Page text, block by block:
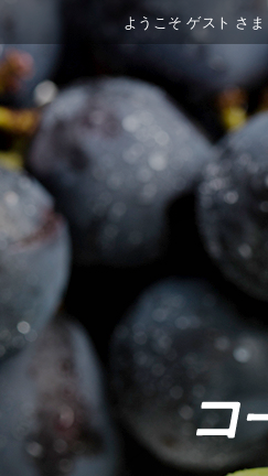
ようこそゲスト さま